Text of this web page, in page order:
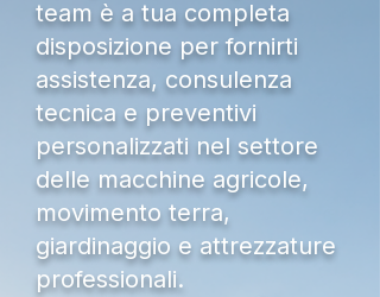
team è a tua completa
disposizione per fornirti
assistenza, consulenza
tecnica e preventivi
personalizzati nel settore
delle macchine agricole,
movimento terra,
giardinaggio e attrezzature
professionali.